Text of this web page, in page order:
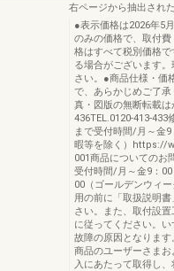
右ページから抽出され
●表示価格は2026年5
のみの価格で、取付
格はすべて税別価格
る場合がございます
さい。●商品仕様・価
で、あらかじめご了
真・図版の無断転載は
436TEL.0120-413-433
まで受付時間/月～金
暇等を除く）https://
001商品についてのお
受付時間/月～金9：
00（ゴールデンウィ
用の前に「取扱説明
さい。また、取付設置
に従ってください。
故障の原因となりま
商品のユーザーさま
入にあたって取得し